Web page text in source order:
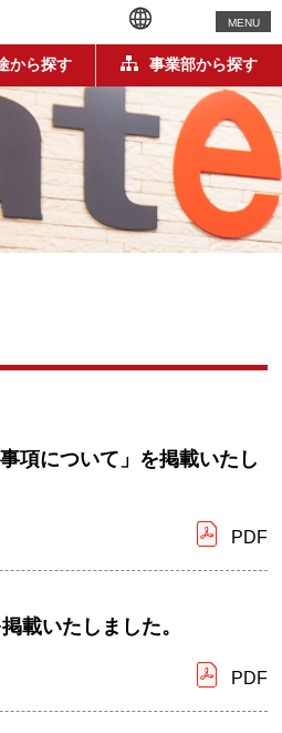
MENU
から探す 事業部から探す
項について」を掲載いたし
PDF
載いたしました。
PDF